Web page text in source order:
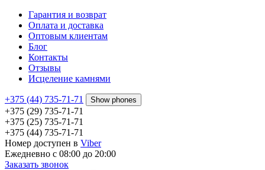
Гарантия и возврат
Оплата и доставка
Оптовым клиентам
Блог
Контакты
Отзывы
Исцеление камнями
+375 (44) 735-71-71 Show phones
+375 (29) 735-71-71
+375 (25) 735-71-71
+375 (44) 735-71-71
Номер доступен в Viber
Ежедневно с 08:00 до 20:00
Заказать звонок